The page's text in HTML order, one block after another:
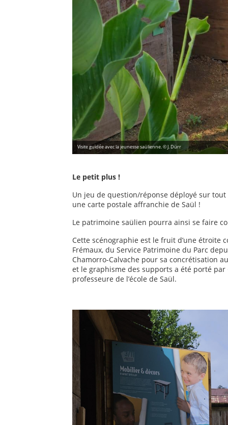
Visite guidée avec la jeunesse saülienne. © J. Dürr
Le petit plus !
Un jeu de question/réponse déployé sur
une carte postale affranchie de Saül !
Le patrimoine saülien pourra ainsi se faire
Cette scénographie est le fruit d’une étroite
Frémaux, du Service Patrimoine du Parc
Chamorro-Calvache pour sa concrétisation
et le graphisme des supports a été porté par
professeure de l’école de Saül.